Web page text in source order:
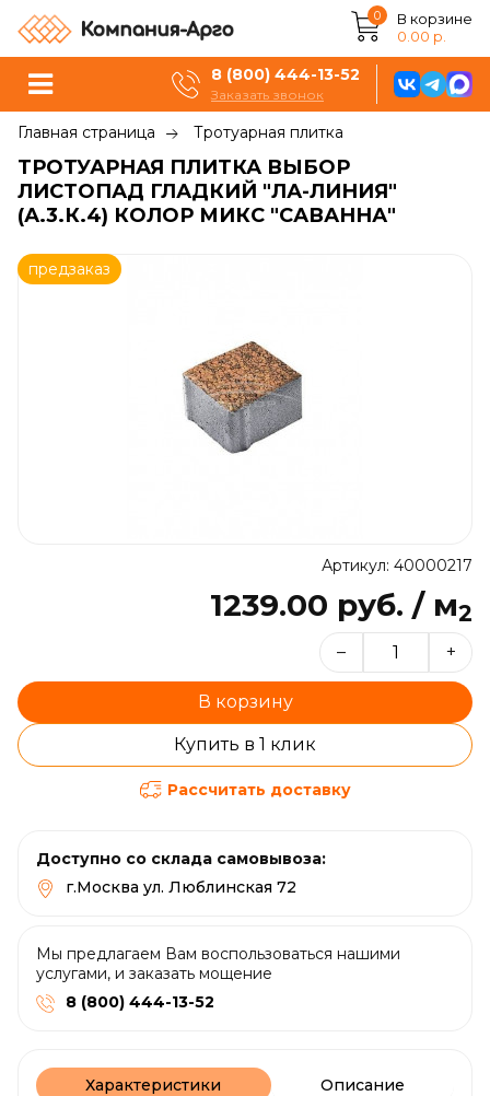
0
В корзине
0.00 р.
8 (800) 444-13-52
Заказать звонок
Главная страница Тротуарная плитка
ТРОТУАРНАЯ ПЛИТКА ВЫБОР
ЛИСТОПАД ГЛАДКИЙ "ЛА-ЛИНИЯ"
(А.3.К.4) КОЛОР МИКС "САВАННА"
предзаказ
Артикул: 40000217
1239.00 руб. / м2
– +
В корзину
Купить в 1 клик
Рассчитать доставку
Доступно со склада самовывоза:
г.Москва ул. Люблинская 72
Мы предлагаем Вам воспользоваться нашими
услугами, и заказать мощение
8 (800) 444-13-52
Характеристики
Описание